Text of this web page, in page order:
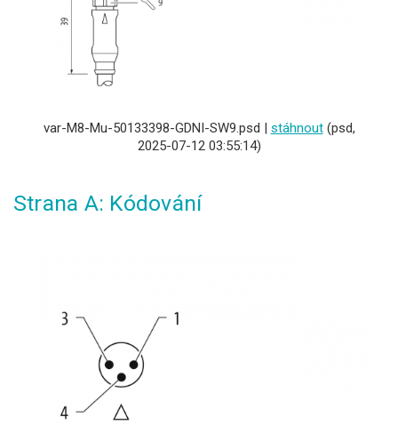
var-M8-Mu-50133398-GDNI-SW9.psd | stáhnout(psd,
2025-07-12 03:55:14)
Strana A: Kódování